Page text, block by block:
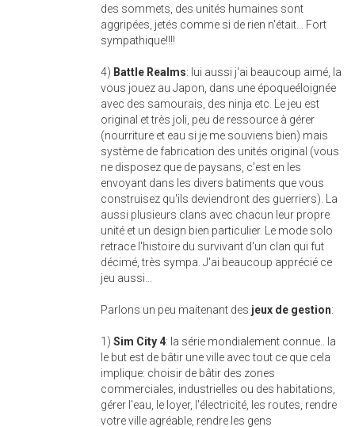
des sommets, des unités humaines sont
aggripées, jetés comme si de rien n'était... Fort
sympathique!!!!
4) Battle Realms: lui aussi j'ai beaucoup aimé, la
vous jouez au Japon, dans une époqueéloignée
avec des samourais, des ninja etc. Le jeu est
original et très joli, peu de ressource à gérer
(nourriture et eau si je me souviens bien) mais
système de fabrication des unités original (vous
ne disposez que de paysans, c'est en les
envoyant dans les divers batiments que vous
construisez qu'ils deviendront des guerriers). La
aussi plusieurs clans avec chacun leur propre
unité et un design bien particulier. Le mode solo
retrace l'histoire du survivant d'un clan qui fut
décimé, très sympa. J'ai beaucoup apprécié ce
jeu aussi...
Parlons un peu maitenant des jeux de gestion:
1) Sim City 4: la série mondialement connue.. la
le but est de bâtir une ville avec tout ce que cela
implique: choisir de bâtir des zones
commerciales, industrielles ou des habitations,
gérer l'eau, le loyer, l'électricité, les routes, rendre
votre ville agréable, rendre les gens